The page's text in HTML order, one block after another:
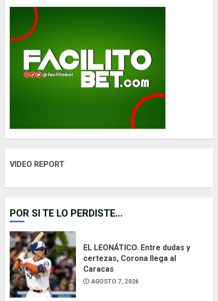
VIDEO REPORT
POR SI TE LO PERDISTE...
EL LEONÁTICO. Entre dudas y
certezas, Corona llega al
Caracas
AGOSTO 7, 2026